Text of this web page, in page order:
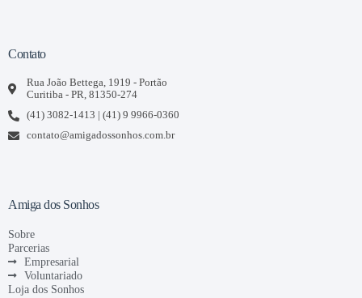
Contato
Rua João Bettega, 1919 - Portão
Curitiba - PR, 81350-274
(41) 3082-1413 | (41) 9 9966-0360
contato@amigadossonhos.com.br
Amiga dos Sonhos
Sobre
Parcerias
Empresarial
Voluntariado
Loja dos Sonhos